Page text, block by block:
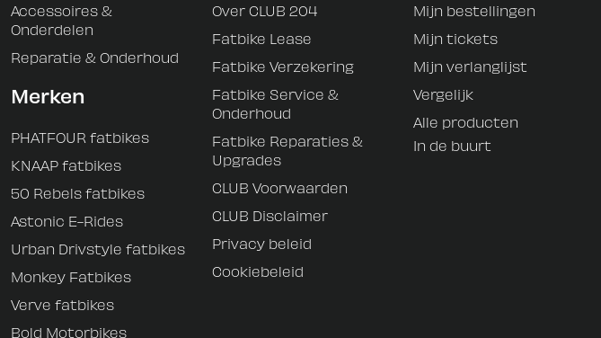
Accessoires &
Onderdelen
Reparatie & Onderhoud
Merken
PHATFOUR fatbikes
KNAAP fatbikes
50 Rebels fatbikes
Astonic E-Rides
Urban Drivstyle fatbikes
Monkey Fatbikes
Verve fatbikes
Bold Motorbikes
Over CLUB 204
Fatbike Lease
Fatbike Verzekering
Fatbike Service &
Onderhoud
Fatbike Reparaties &
Upgrades
CLUB Voorwaarden
CLUB Disclaimer
Privacy beleid
Cookiebeleid
Mijn bestellingen
Mijn tickets
Mijn verlanglijst
Vergelijk
Alle producten
In de buurt